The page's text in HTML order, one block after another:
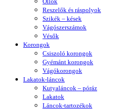
Reszelők és ráspolyok
Szikék – kések
Vágószerszámok
Vésők
Korongok
Csiszoló korongok
Gyémánt korongok
Vágókorongok
Lakatok-láncok
Kutyaláncok – póráz
Lakatok
Láncok-tartozékok